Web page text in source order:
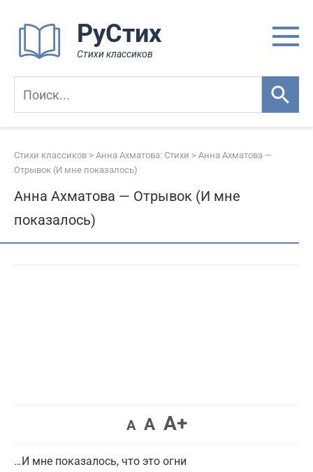
контенту
РуСтих
Стихи классиков
Стихи классиков > Анна Ахматова: Стихи > Анна Ахматова —
Отрывок (И мне показалось)
Анна Ахматова — Отрывок (И мне
показалось)
A A A+
…И мне показалось, что это огни